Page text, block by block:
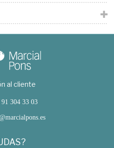
al cliente
304 33 03